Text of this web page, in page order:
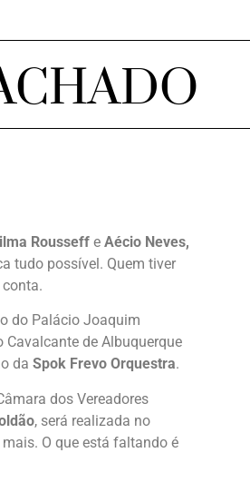
Rousseff e Aécio Neves,
tudo possível. Quem tiver
do Palácio Joaquim
Cavalcante de Albuquerque
da Spok Frevo Orquestra.
dos Vereadores
, será realizada no
O que está faltando é